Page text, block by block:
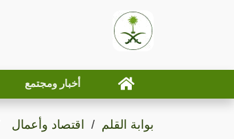
أخبار ومجتمع
بوابة القلم اقتصاد وأعمال